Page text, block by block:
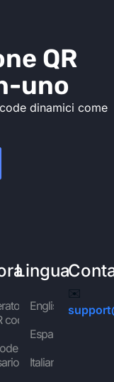
QR
uno
dinamici come
code
Lingua
English
Español
Italiano
✉️